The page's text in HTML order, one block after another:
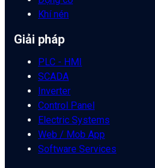
Khí nén
Giải pháp
PLC - HMI
SCADA
Inverter
Control Panel
Electric Systems
Web / Mob App
Software Services